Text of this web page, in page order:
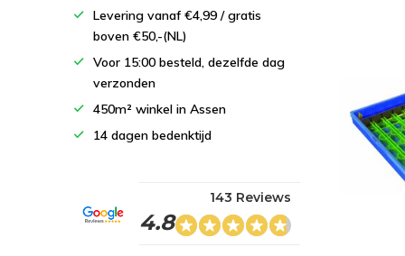
Levering vanaf €4,99 / gratis
boven €50,-(NL)
Voor 15:00 besteld, dezelfde dag
verzonden
450m² winkel in Assen
14 dagen bedenktijd
4.8
143 Reviews